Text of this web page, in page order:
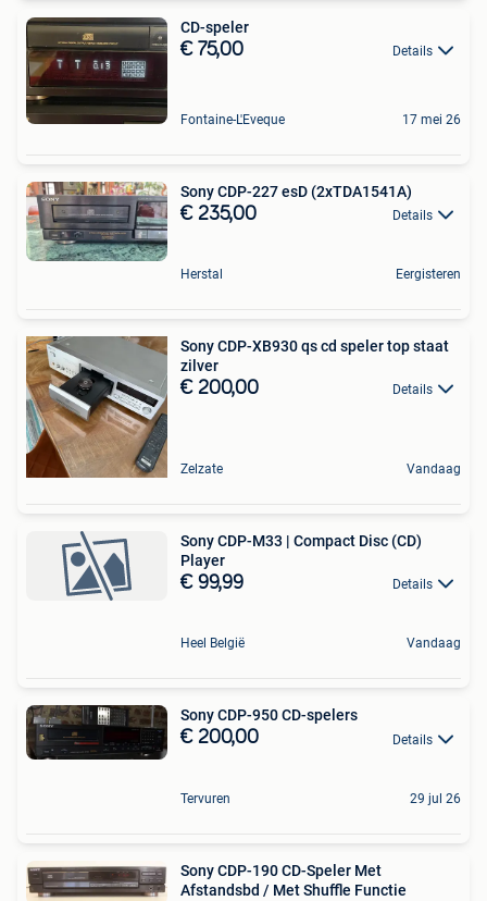
CD-speler
€ 75,00 Details
Fontaine-L'Eveque 17 mei 26
Sony CDP-227 esD (2xTDA1541A)
€ 235,00 Details
Herstal Eergisteren
Sony CDP-XB930 qs cd speler top staat
zilver
€ 200,00 Details
Zelzate Vandaag
Sony CDP-M33 | Compact Disc (CD)
Player
€ 99,99 Details
Heel België Vandaag
Sony CDP-950 CD-spelers
€ 200,00 Details
Tervuren 29 jul 26
Sony CDP-190 CD-Speler Met
Afstandsbd / Met Shuffle Functie